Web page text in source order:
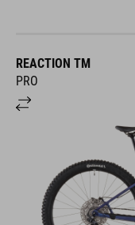
REACTION TM
PRO